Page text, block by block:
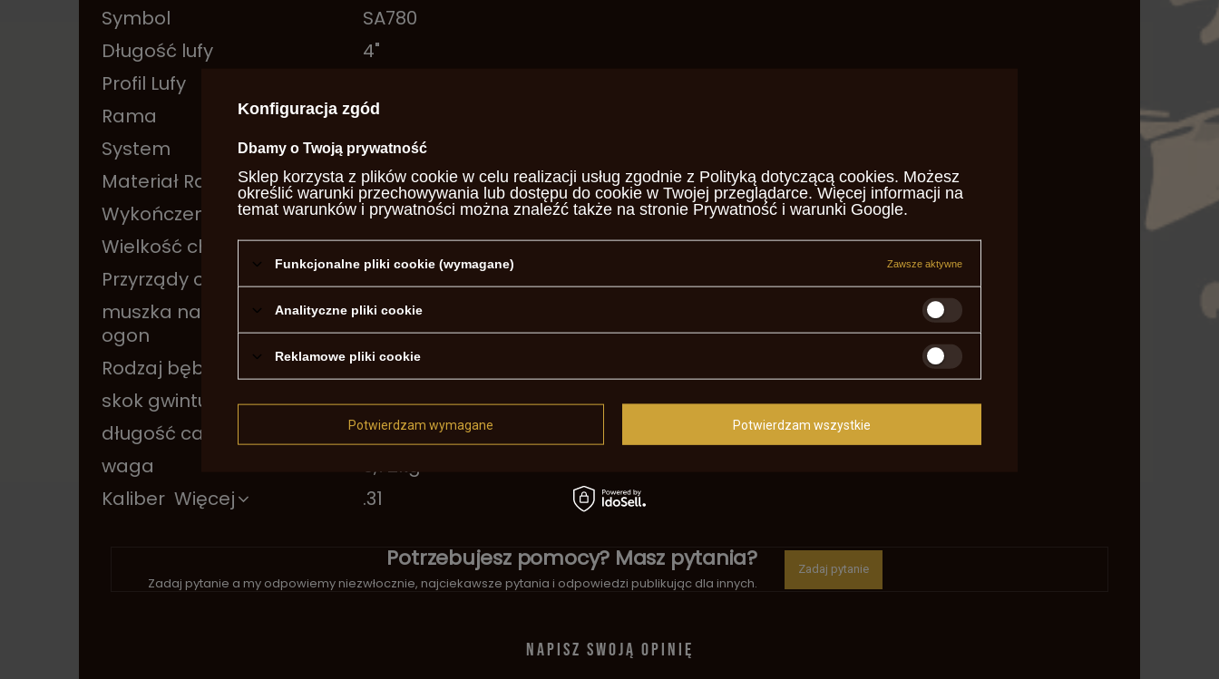
Symbol
SA780
Długość lufy
4"
Profil Lufy
Rama
otwarta
System
Colt
Materiał Ramy
stal
Wykończenie Ramy
hartowana ogniowo
Wielkość chwytu
mały
Przyrządy celownicze
stałe
muszka na jaskółczy
ogon
nie
Rodzaj bębna
grawerowany
skok gwintu
1:18
długość całkowita
23cm
waga
0,72kg
Kaliber Więcej .31
Potrzebujesz pomocy? Masz pytania?
Zadaj pytanie a my odpowiemy niezwłocznie, najciekawsze pytania i odpowiedzi publikując dla innych.
Zadaj pytanie
NAPISZ SWOJĄ OPINIĘ
Konfiguracja zgód
Dbamy o Twoją prywatność
Sklep korzysta z plików cookie w celu realizacji usług zgodnie z Polityką dotyczącą cookies. Możesz
określić warunki przechowywania lub dostępu do cookie w Twojej przeglądarce. Więcej informacji na
temat warunków i prywatności można znaleźć także na stronie Prywatność i warunki Google.
Funkcjonalne pliki cookie (wymagane) Zawsze aktywne
Analityczne pliki cookie
Reklamowe pliki cookie
Potwierdzam wymagane Potwierdzam wszystkie